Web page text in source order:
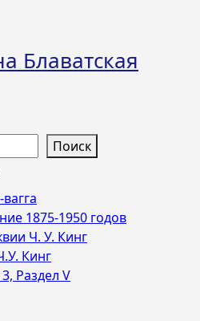
Блаватская
Поиск
1875-1950 годов
Ч. У. Кинг
Кинг
Раздел V